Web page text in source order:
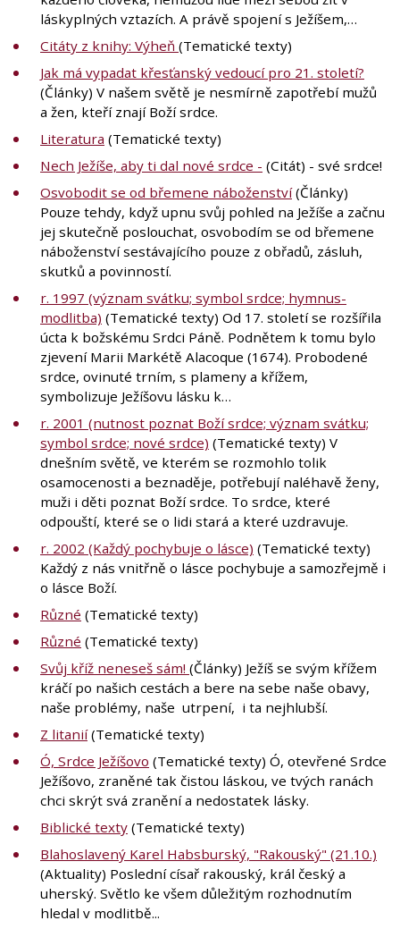
láskyplných vztazích. A právě spojení s Ježíšem,…
Citáty z knihy: Výheň (Tematické texty)
Jak má vypadat křesťanský vedoucí pro 21. století?
(Články) V našem světě je nesmírně zapotřebí mužů
a žen, kteří znají Boží srdce.
Literatura (Tematické texty)
Nech Ježíše, aby ti dal nové srdce - (Citát) - své srdce!
Osvobodit se od břemene náboženství(Články)
Pouze tehdy, když upnu svůj pohled na Ježíše a začnu
jej skutečně poslouchat, osvobodím se od břemene
náboženství sestávajícího pouze z obřadů, zásluh,
skutků a povinností.
r. 1997 (význam svátku; symbol srdce; hymnus-
modlitba) (Tematické texty) Od 17. století se rozšířila
úcta k božskému Srdci Páně. Podnětem k tomu bylo
zjevení Marii Markétě Alacoque (1674). Probodené
srdce, ovinuté trním, s plameny a křížem,
symbolizuje Ježíšovu lásku k…
r. 2001 (nutnost poznat Boží srdce; význam svátku;
symbol srdce; nové srdce) (Tematické texty) V
dnešním světě, ve kterém se rozmohlo tolik
osamocenosti a beznaděje, potřebují naléhavě ženy,
muži i děti poznat Boží srdce. To srdce, které
odpouští, které se o lidi stará a které uzdravuje.
r. 2002 (Každý pochybuje o lásce) (Tematické texty)
Každý z nás vnitřně o lásce pochybuje a samozřejmě i
o lásce Boží.
Různé (Tematické texty)
Různé (Tematické texty)
Svůj kříž neneseš sám! (Články) Ježíš se svým křížem
kráčí po našich cestách a bere na sebe naše obavy,
naše problémy, naše utrpení, i ta nejhlubší.
Z litanií(Tematické texty)
Ó, Srdce Ježíšovo (Tematické texty) Ó, otevřené Srdce
Ježíšovo, zraněné tak čistou láskou, ve tvých ranách
chci skrýt svá zranění a nedostatek lásky.
Biblické texty (Tematické texty)
Blahoslavený Karel Habsburský, "Rakouský" (21.10.)
(Aktuality) Poslední císař rakouský, král český a
uherský. Světlo ke všem důležitým rozhodnutím
hledal v modlitbě...